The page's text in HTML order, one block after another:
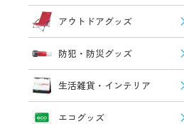
アウトドアグッズ
防犯・防災グッズ
生活雑貨・インテリア
エコグッズ